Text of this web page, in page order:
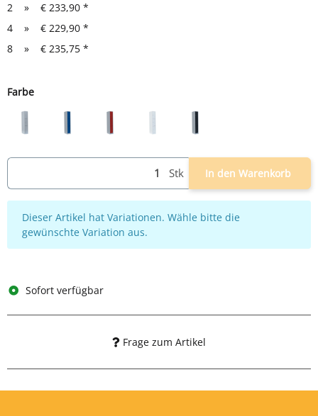
2
» € 233,90 *
4
» € 229,90 *
8
» € 235,75 *
Farbe
Stk In den Warenkorb
x
Dieser Artikel hat Variationen. Wähle bitte die
gewünschte Variation aus.
Sofort verfügbar
Frage zum Artikel